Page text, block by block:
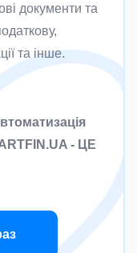
документи та
та інше.
- ЦЕ